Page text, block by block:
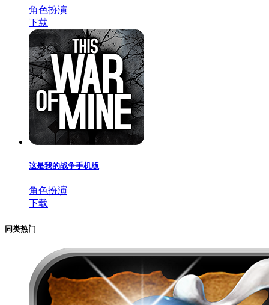
角色扮演
下载
这是我的战争手机版
角色扮演
下载
同类热门